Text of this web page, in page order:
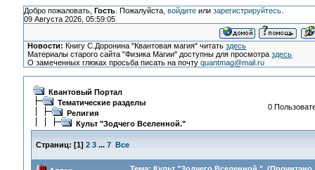
Добро пожаловать, Гость. Пожалуйста, войдитеили зарегистрируйтесь.
09 Августа 2026, 05:59:05
Новости: Книгу С.Доронина "Квантовая магия" читатьздесь
Материалы старого сайта "Физика Магии" доступны для просмотраздесь
О замеченных глюках просьба писать на почтуquantmag@mail.ru
Квантовый Портал
Тематические разделы
Религия
Культ "Зодчего Вселенной."
0
Страниц: [1] 2 3 ... 7 Все